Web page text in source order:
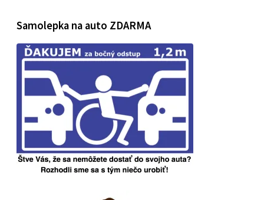
Samolepka na auto ZDARMA